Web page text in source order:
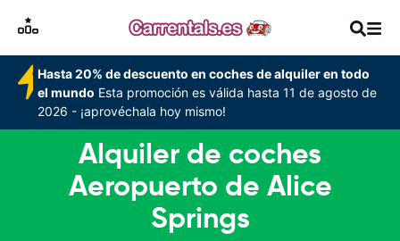
Hasta 20% de descuento en coches de alquiler en todo
el mundo Esta promoción es válida hasta 11 de agosto de
2026 - ¡aprovéchala hoy mismo!
Alquiler de coches
Aeropuerto de Alice
Springs